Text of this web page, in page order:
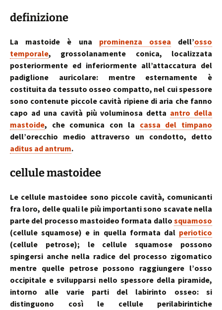
definizione
La mastoide è una prominenza ossea dell’osso
temporale, grossolanamente conica, localizzata
posteriormente ed inferiormente all’attaccatura del
padiglione auricolare: mentre esternamente è
costituita da tessuto osseo compatto, nel cui spessore
sono contenute piccole cavità ripiene di aria che fanno
capo ad una cavità più voluminosa detta antro della
mastoide, che comunica con la cassa del timpano
dell’orecchio medio attraverso un condotto, detto
aditus ad antrum.
cellule mastoidee
Le cellule mastoidee sono piccole cavità, comunicanti
fra loro, delle quali le più importanti sono scavate nella
parte del processo mastoideo formata dallo squamoso
(cellule squamose) e in quella formata dal periotico
(cellule petrose); le cellule squamose possono
spingersi anche nella radice del processo zigomatico
mentre quelle petrose possono raggiungere l’osso
occipitale e svilupparsi nello spessore della piramide,
intorno alle varie parti del labirinto osseo: si
distinguono così le cellule perilabirintiche